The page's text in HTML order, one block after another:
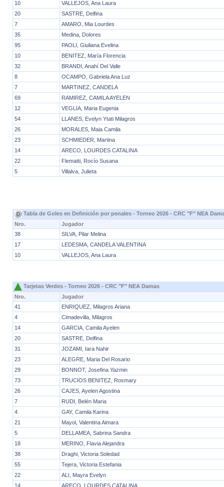
10
VALLEJOS, Ana Laura
20
SASTRE, Delfina
7
AMARO, Mia Lourdes
35
Medina, Dolores
95
PAOLI, Giuliana Evelina
10
BENITEZ, María Florencia
32
BRANDI, Anahí Del Valle
8
OCAMPO, Gabriela Ana Luz
7
MARTINEZ, CANDELA
69
RAMIREZ, CAMILA AYELEN
12
VEGLIA, Maria Eugenia
54
LLANES, Evelyn Ytati Milagros
26
MORALES, Maia Camila
23
SCHMIEDER, Martina
14
ARECO, LOURDES CATALINA
22
Flematti, Rocío Susana
5
Villalva, Julieta
Tabla de Goles en Definición por penales - Torneo 2026 - CRC "F" NEA
Nro.
Jugador
38
SILVA, Pilar Melina
17
LEDESMA, CANDELA VALENTINA
10
VALLEJOS, Ana Laura
Tarjetas Verdes - Torneo 2026 - CRC "F" NEA Damas
Nro.
Jugador
41
ENRIQUEZ, Milagros Ariana
4
Cimadevilla, Milagros
14
GARCIA, Camila Ayelen
20
SASTRE, Delfina
31
JOZAMI, Iara Nahir
23
ALEGRE, Maria Del Rosario
29
BONNOT, Josefina Yazmin
73
TRUCIOS BENITEZ, Rosmary
26
CAJES, Ayelen Agostina
7
RUDI, Belén Maria
4
GAY, Camila Karina
21
Mayol, Valentina Aimara
5
DELLAMEA, Sabrina Sandra
18
MERINO, Flavia Alejandra
38
Draghi, Victoria Soledad
55
Tejera, Victoria Estefania
22
ALI, Mayra Evelyn
14
ARECO, LOURDES CATALINA